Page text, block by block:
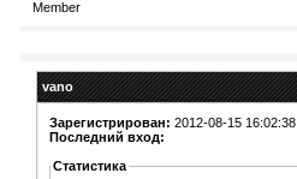
Member
vano
Зарегистрирован: 2012-08-15 16:02:38
Последний вход:
Статистика